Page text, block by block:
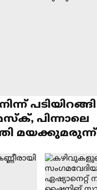
പടിയിറങ്ങി
പിന്നാലെ
മയക്കുമരുന്ന്